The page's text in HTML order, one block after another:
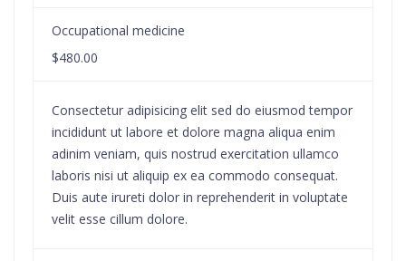
Occupational medicine
$480.00
Consectetur adipisicing elit sed do eiusmod tempor
incididunt ut labore et dolore magna aliqua enim
adinim veniam, quis nostrud exercitation ullamco
laboris nisi ut aliquip ex ea commodo consequat.
Duis aute irureti dolor in reprehenderit in voluptate
velit esse cillum dolore.